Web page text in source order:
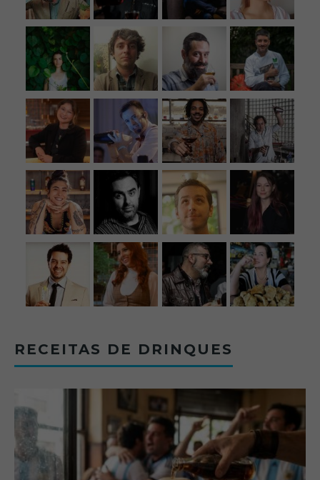
RECEITAS DE DRINQUES